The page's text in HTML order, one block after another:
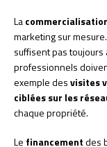
La
marketing sur
suffisent pas
professionnels
exemple desvisites
ciblées sur les
chaque propriété.
Le financementdes